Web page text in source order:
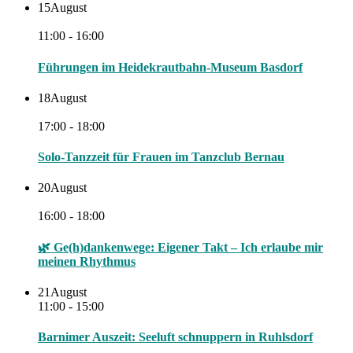
15August
11:00 - 16:00
Führungen im Heidekrautbahn-Museum Basdorf
18August
17:00 - 18:00
Solo-Tanzzeit für Frauen im Tanzclub Bernau
20August
16:00 - 18:00
🌿 Ge(h)dankenwege: Eigener Takt – Ich erlaube mir
meinen Rhythmus
21 August
11:00 - 15:00
Barnimer Auszeit: Seeluft schnuppern in Ruhlsdorf